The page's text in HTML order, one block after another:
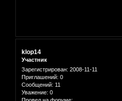
klop14
Участник
Зарегистрирован: 2008-11-11
Приглашений: 0
Сообщений: 11
Уважение: 0